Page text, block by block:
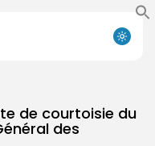
de courtoisie du
des